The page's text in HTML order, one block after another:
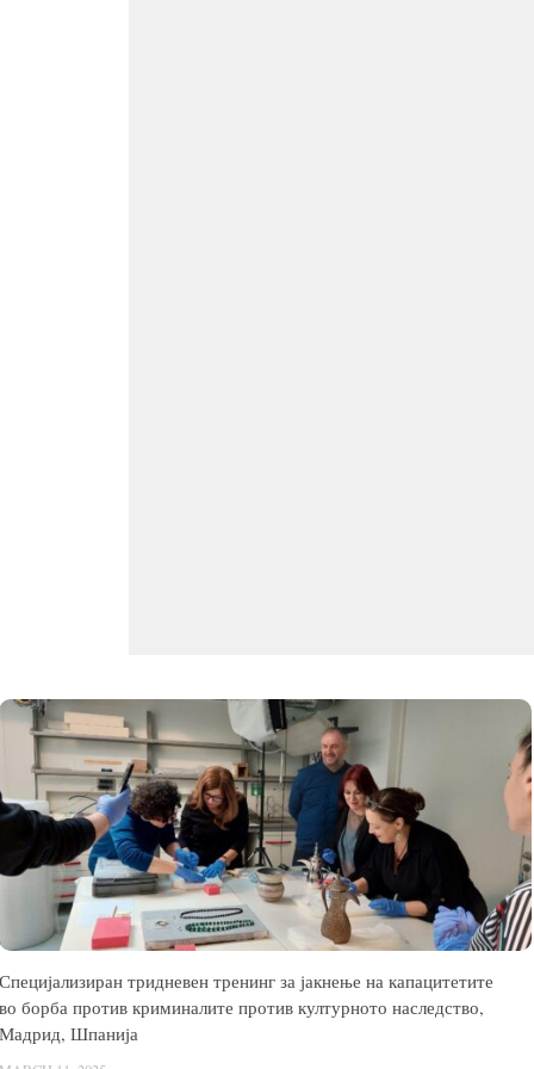
Специјализиран тридневен тренинг за јакнење на капацитетите
во борба против криминалите против културното наследство,
Мадрид, Шпанија